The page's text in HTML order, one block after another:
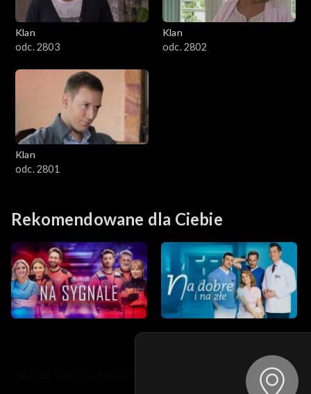
Klan
odc. 2803
Klan
odc. 2802
Klan
odc. 2801
Rekomendowane dla Ciebie